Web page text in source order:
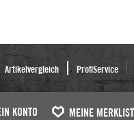
Artikelvergleich ProfiService
KONTO MEINE